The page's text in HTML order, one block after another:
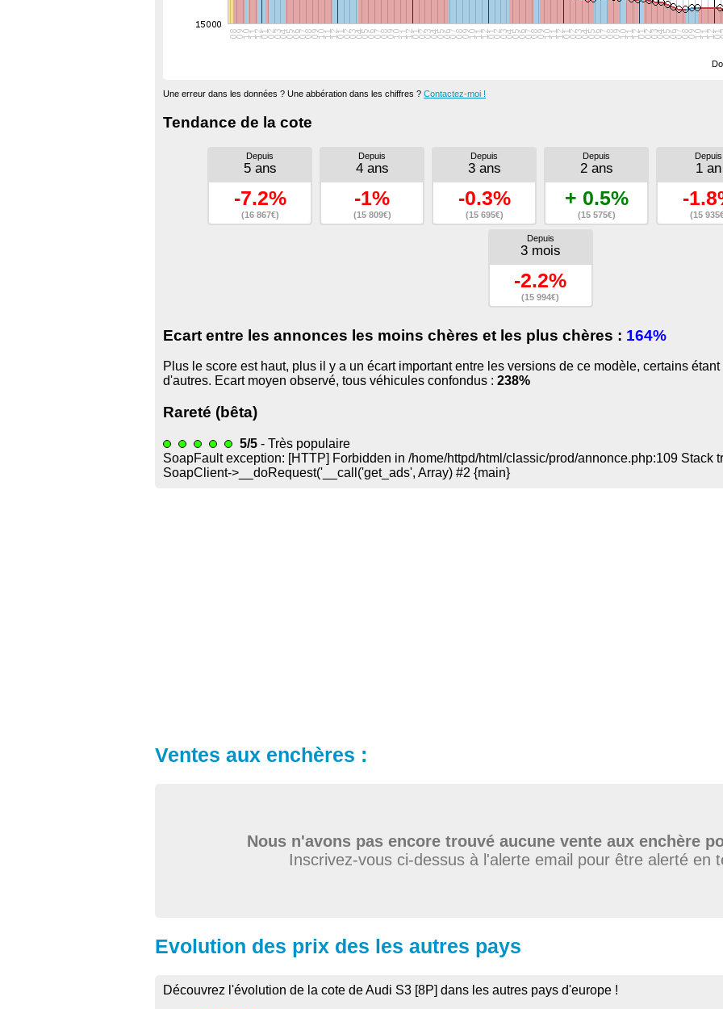
Une erreur dans les données ? Une abbération dans les chiffres ? Contactez-moi !
Tendance de la cote
Depuis
5 ans
-7.2%
(16 867€)
Depuis
4 ans
-1%
(15 809€)
Depuis
3 ans
-0.3%
(15 695€)
Depuis
2 ans
+ 0.5%
(15 575€)
Depuis
1 an
-
(15
Depuis
3 mois
-2.2%
(15 994€)
Ecart entre les annonces les moins chères et les plus chères : 164%
Plus le score est haut, plus il y a un écart important entre les versions de ce modèle, certains
d'autres. Ecart moyen observé, tous véhicules confondus : 238%
Rareté (bêta)
5/5 - Très populaire
SoapFault exception: [HTTP] Forbidden in /home/httpd/html/classic/prod/annonce.php:109 Stack
SoapClient->__doRequest(' __call('get_ads', Array) #2 {main}
Ventes aux enchères :
Nous n'avons pas encore trouvé aucune vente aux enchère
Inscrivez-vous ci-dessus à l'alerte email pour être alerté en
Evolution des prix des les autres pays
Découvrez l'évolution de la cote de Audi S3 [8P] dans les autres pays d'europe !